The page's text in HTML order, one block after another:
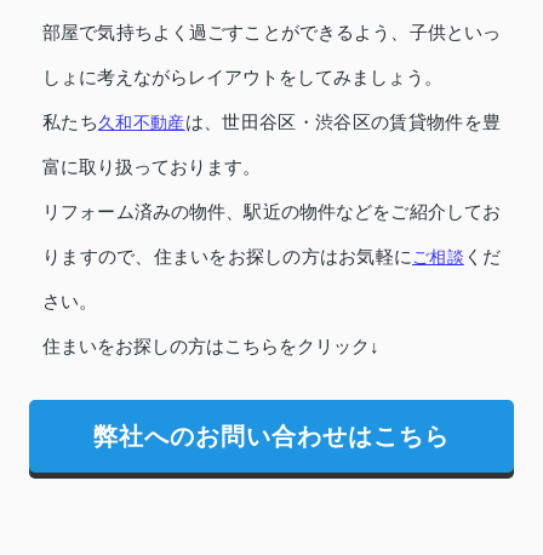
部屋で気持ちよく過ごすことができるよう、子供といっ
しょに考えながらレイアウトをしてみましょう。
私たち久和不動産は、世田谷区・渋谷区の賃貸物件を豊
富に取り扱っております。
リフォーム済みの物件、駅近の物件などをご紹介してお
りますので、住まいをお探しの方はお気軽にご相談 くだ
さい。
住まいをお探しの方はこちらをクリック↓
弊社へのお問い合わせはこちら